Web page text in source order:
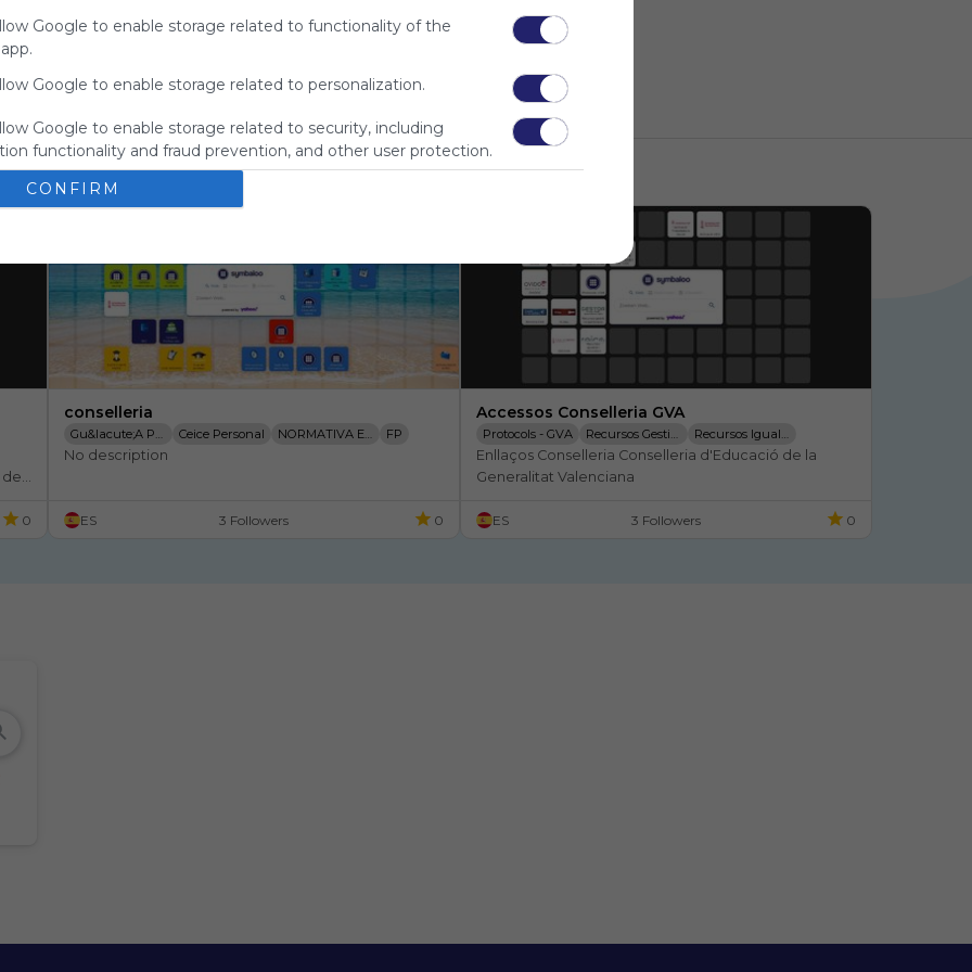
Google to enable storage related to functionality of the
Google to enable storage related to personalization.
Google to enable storage related to security, including
functionality and fraud prevention, and other user protection.
CONFIRM
for
Advertisement
de
0
conselleria
Gu&iacute;a Personal Ceice Personal NORMATIVA EDUCAC
FP
LEGISLACI&Oacute;N EDUCATIVA
No description
ES 3 Followers 0
Accessos Conselleria GVA
Protocols - GVA Recursos Gesti&oacute; I Organitzacio
Recursos Igualtat I Conviv&egrave;nci
Conselleria D' Educaci&oacute;
Inves
Enllaços Conselleria Conselleria d'Educació de la
Generalitat Valenciana
ES 3 Followers 0